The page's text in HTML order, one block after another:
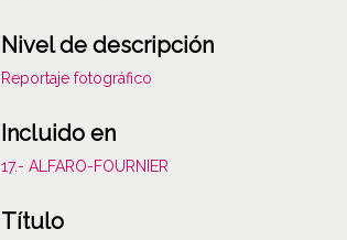
Nivel de descripción
Reportaje fotográfico
Incluido en
17.- ALFARO-FOURNIER
Título